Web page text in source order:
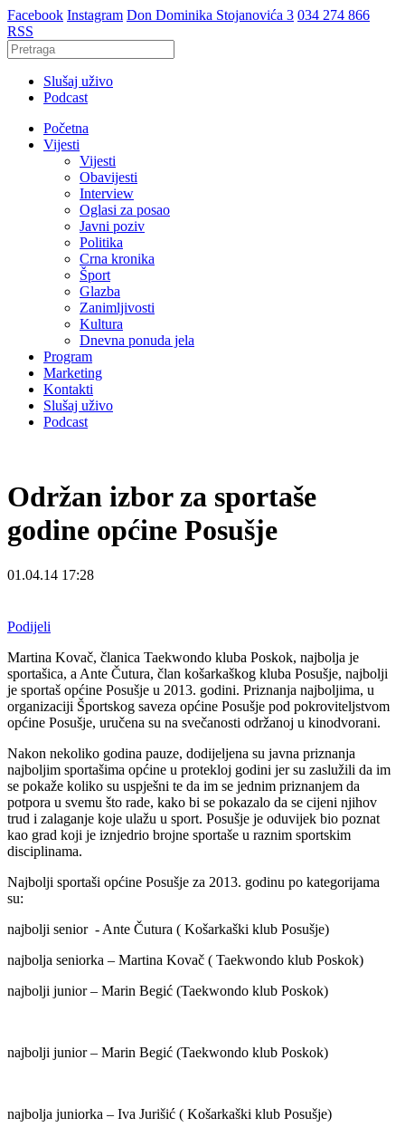
Facebook Instagram Don Dominika Stojanovića 3 034 274 866
RSS
Slušaj uživo
Podcast
Početna
Vijesti
Vijesti
Obavijesti
Interview
Oglasi za posao
Javni poziv
Politika
Crna kronika
Šport
Glazba
Zanimljivosti
Kultura
Dnevna ponuda jela
Program
Marketing
Kontakti
Slušaj uživo
Podcast
Održan izbor za sportaše
godine općine Posušje
01.04.14 17:28
Podijeli
Martina Kovač, članica Taekwondo kluba Poskok, najbolja je
sportašica, a Ante Čutura, član košarkaškog kluba Posušje, najbolji
je sportaš općine Posušje u 2013. godini. Priznanja najboljima, u
organizaciji Športskog saveza općine Posušje pod pokroviteljstvom
općine Posušje, uručena su na svečanosti održanoj u kinodvorani.
Nakon nekoliko godina pauze, dodijeljena su javna priznanja
najboljim sportašima općine u protekloj godini jer su zaslužili da im
se pokaže koliko su uspješni te da im se jednim priznanjem da
potpora u svemu što rade, kako bi se pokazalo da se cijeni njihov
trud i zalaganje koje ulažu u sport. Posušje je oduvijek bio poznat
kao grad koji je iznjedrio brojne sportaše u raznim sportskim
disciplinama.
Najbolji sportaši općine Posušje za 2013. godinu po kategorijama
su:
najbolji senior - Ante Čutura ( Košarkaški klub Posušje)
najbolja seniorka – Martina Kovač ( Taekwondo klub Poskok)
najbolji junior – Marin Begić (Taekwondo klub Poskok)
najbolji junior – Marin Begić (Taekwondo klub Poskok)
najbolja juniorka – Iva Jurišić ( Košarkaški klub Posušje)